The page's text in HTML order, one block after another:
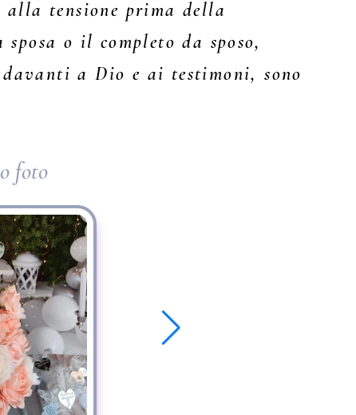
tensione prima della
o il completo da sposo,
a Dio e ai testimoni, sono
foto